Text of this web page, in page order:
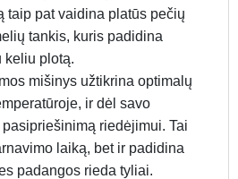
taip pat vaidina platūs pečių
tankis, kuris padidina
keliu plotą.
mišinys užtikrina optimalų
ir dėl savo
riedėjimui. Tai
laiką, bet ir padidina
padangos rieda tyliai.